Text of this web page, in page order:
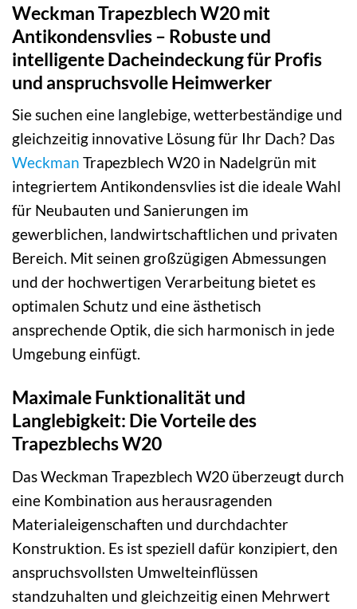
Weckman Trapezblech W20 mit
Antikondensvlies – Robuste und
intelligente Dacheindeckung für Profis
und anspruchsvolle Heimwerker
Sie suchen eine langlebige, wetterbeständige und
gleichzeitig innovative Lösung für Ihr Dach? Das
Weckman Trapezblech W20 in Nadelgrün mit
integriertem Antikondensvlies ist die ideale Wahl
für Neubauten und Sanierungen im
gewerblichen, landwirtschaftlichen und privaten
Bereich. Mit seinen großzügigen Abmessungen
und der hochwertigen Verarbeitung bietet es
optimalen Schutz und eine ästhetisch
ansprechende Optik, die sich harmonisch in jede
Umgebung einfügt.
Maximale Funktionalität und
Langlebigkeit: Die Vorteile des
Trapezblechs W20
Das Weckman Trapezblech W20 überzeugt durch
eine Kombination aus herausragenden
Materialeigenschaften und durchdachter
Konstruktion. Es ist speziell dafür konzipiert, den
anspruchsvollsten Umwelteinflüssen
standzuhalten und gleichzeitig einen Mehrwert